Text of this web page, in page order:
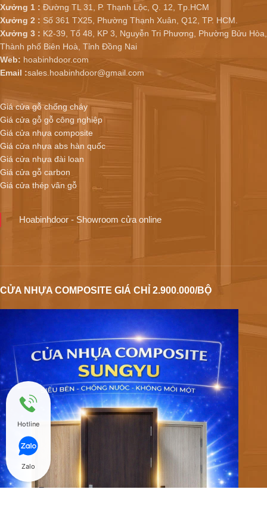
Xưởng 1 : Đường TL 31, P. Thạnh Lộc, Q. 12, Tp.HCM
Xưởng 2 : Số 361 TX25, Phường Thạnh Xuân, Q12, TP. HCM.
Xưởng 3 : K2-39, Tổ 48, KP 3, Nguyễn Tri Phương, Phường Bửu Hòa,
Thành phố Biên Hoà, Tỉnh Đồng Nai
Web: hoabinhdoor.com
Email :sales.hoabinhdoor@gmail.com
Giá cửa gỗ chống cháy
Giá cửa gỗ gỗ công nghiệp
Giá cửa nhựa composite
Giá cửa nhựa abs hàn quốc
Giá cửa nhựa đài loan
Giá cửa gỗ carbon
Giá cửa thép vân gỗ
Hoabinhdoor - Showroom cửa online
CỬA NHỰA COMPOSITE GIÁ CHỈ 2.900.000/BỘ
Hotline
Zalo